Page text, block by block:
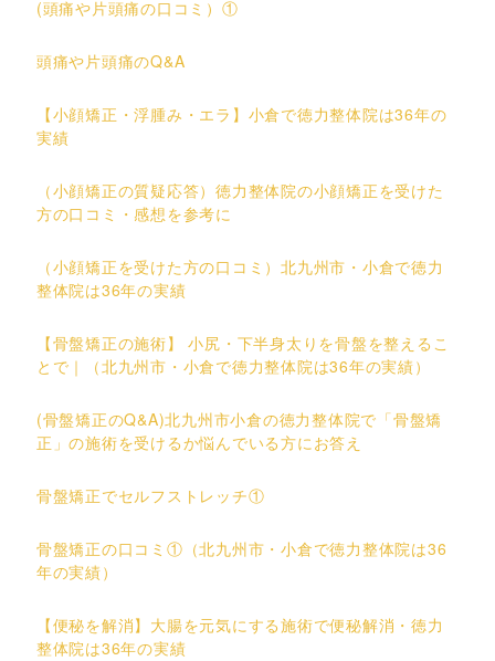
(頭痛や片頭痛の口コミ）①
頭痛や片頭痛のQ&A
【小顔矯正・浮腫み・エラ】小倉で徳力整体院は36年の
実績
（小顔矯正の質疑応答）徳力整体院の小顔矯正を受けた
方の口コミ・感想を参考に
（小顔矯正を受けた方の口コミ）北九州市・小倉で徳力
整体院は36年の実績
【骨盤矯正の施術】 小尻・下半身太りを骨盤を整えるこ
とで｜（北九州市・小倉で徳力整体院は36年の実績）
(骨盤矯正のQ&A)北九州市小倉の徳力整体院で「骨盤矯
正」の施術を受けるか悩んでいる方にお答え
骨盤矯正でセルフストレッチ①
骨盤矯正の口コミ①（北九州市・小倉で徳力整体院は36
年の実績）
【便秘を解消】大腸を元気にする施術で便秘解消・徳力
整体院は36年の実績